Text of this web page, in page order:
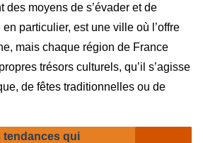
des moyens de s’évader et de
en particulier, est une ville où l’offre
mais chaque région de France
trésors culturels, qu’il s’agisse
de fêtes traditionnelles ou de
tendances qui